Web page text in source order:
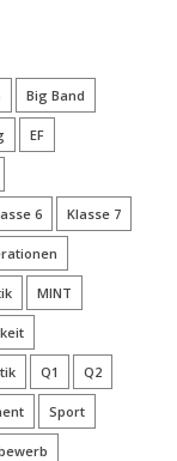
Big Band
EF
6 Klasse 7
MINT
Q1 Q2
Sport